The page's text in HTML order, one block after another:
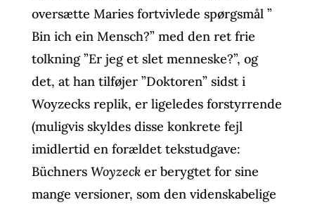
oversætte Maries fortvivlede spørgsmål ”
Bin ich ein Mensch?” med den ret frie
tolkning ”Er jeg et slet menneske?”, og
det, at han tilføjer ”Doktoren” sidst i
Woyzecks replik, er ligeledes forstyrrende
(muligvis skyldes disse konkrete fejl
imidlertid en forældet tekstudgave:
Büchners Woyzecker berygtet for sine
mange versioner, som den videnskabelige